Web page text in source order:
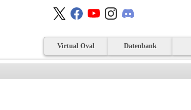
Virtual Oval Datenbank